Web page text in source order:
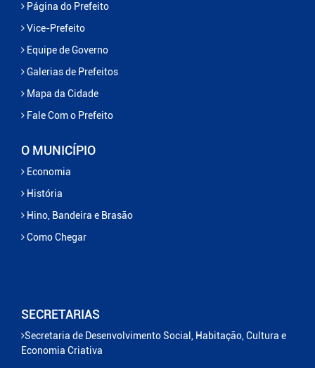
Página do Prefeito
Vice-Prefeito
Equipe de Governo
Galerias de Prefeitos
Mapa da Cidade
Fale Com o Prefeito
O MUNICÍPIO
Economia
História
Hino, Bandeira e Brasão
Como Chegar
SECRETARIAS
Secretaria de Desenvolvimento Social, Habitação, Cultura e
Economia Criativa